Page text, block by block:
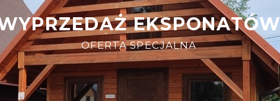
EKSPONATÓW
OFERTA SPECJALNA